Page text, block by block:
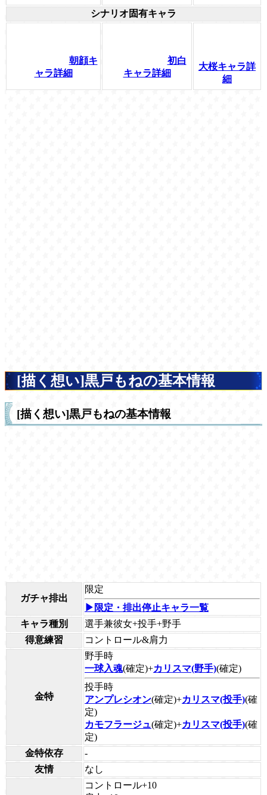
シナリオ固有キャラ
朝顔キ
ャラ詳細
初白
キャラ詳細
大桜キャラ詳
細
[描く想い]黒戸もねの基本情報
[描く想い]黒戸もねの基本情報
ガチャ排出
限定
▶限定・排出停止キャラ一覧
キャラ種別
選手兼彼女+投手+野手
得意練習
コントロール&肩力
金特
野手時
一球入魂(確定)+カリスマ(野手)(確定)
投手時
アンプレシオン(確定)+カリスマ(投手)(確
定)
カモフラージュ(確定)+カリスマ(投手)(確
定)
金特依存
-
友情
なし
コントロール+10